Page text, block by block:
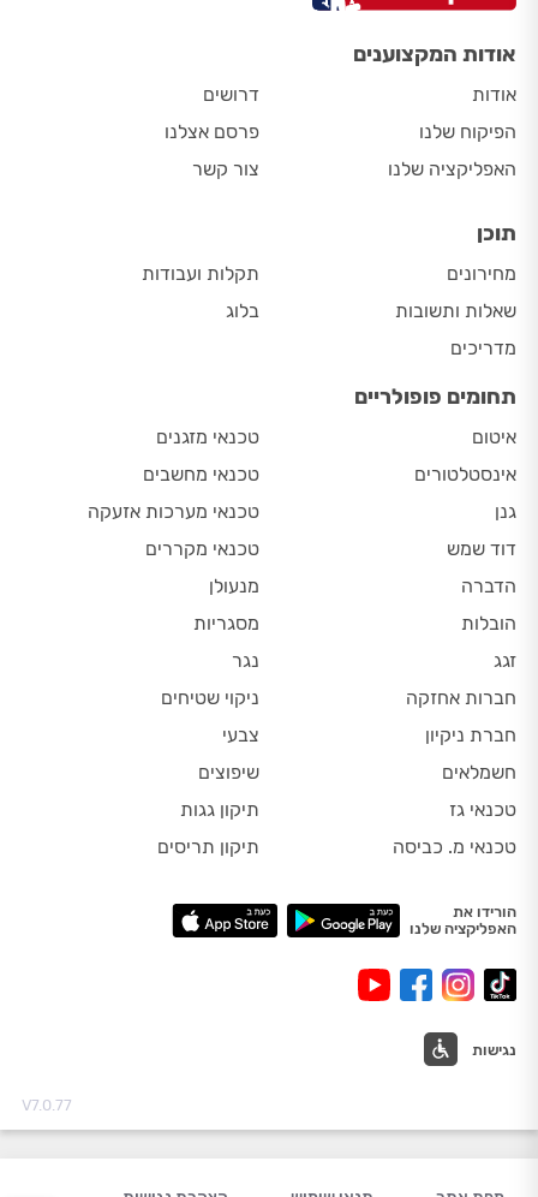
אודות המקצוענים
אודות
הפיקוח שלנו
האפליקציה שלנו
דרושים
פרסם אצלנו
צור קשר
תוכן
מחירונים
שאלות ותשובות
מדריכים
תקלות ועבודות
בלוג
תחומים פופולריים
איטום
אינסטלטורים
גנן
דוד שמש
הדברה
הובלות
זגג
חברות אחזקה
חברת ניקיון
חשמלאים
טכנאי גז
טכנאי מ. כביסה
טכנאי מזגנים
טכנאי מחשבים
טכנאי מערכות אזעקה
טכנאי מקררים
מנעולן
מסגריות
נגר
ניקוי שטיחים
צבעי
שיפוצים
תיקון גגות
תיקון תריסים
הורידו את
האפליקציה שלנו
נגישות
V7.0.77